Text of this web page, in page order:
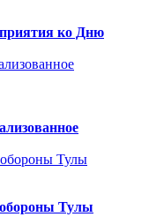
ко Дню
обороны Тулы